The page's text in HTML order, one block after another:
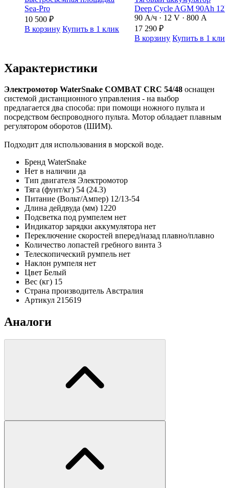
Sea-Pro
10 500 ₽
В корзину Купить в 1 клик
Deep Cycle AGM 90Ah
90 А/ч · 12 V · 800 А
17 290₽
В корзину Купить в 1 клик
Характеристики
Электромотор WaterSnake COMBAT CRC 54/48 оснащен
системой дистанционного управления - на выбор
предлагается два способа: при помощи ножного пульта и
посредством беспроводного пульта. Мотор обладает плавным
регулятором оборотов (ШИМ).
Подходит для использования в морской воде.
Бренд WaterSnake
Нет в наличии да
Тип двигателя Электромотор
Тяга (фунт/кг) 54 (24.3)
Питание (Вольт/Ампер) 12/13-54
Длина дейдвуда (мм) 1220
Подсветка под румпелем нет
Индикатор зарядки аккумулятора нет
Переключение скоростей вперед/назад плавно/плавно
Количество лопастей гребного винта 3
Телескопический румпель нет
Наклон румпеля нет
Цвет Белый
Вес (кг) 15
Страна производитель Австралия
Артикул 215619
Аналоги